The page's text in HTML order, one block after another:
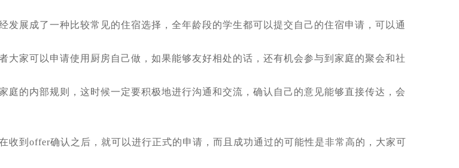
展成了一种比较常见的住宿选择，全年龄段的学生都可以提交自己的住宿申请，可以通
家可以申请使用厨房自己做，如果能够友好相处的话，还有机会参与到家庭的聚会和社
的内部规则，这时候一定要积极地进行沟通和交流，确认自己的意见能够直接传达，会
到offer确认之后，就可以进行正式的申请，而且成功通过的可能性是非常高的，大家可